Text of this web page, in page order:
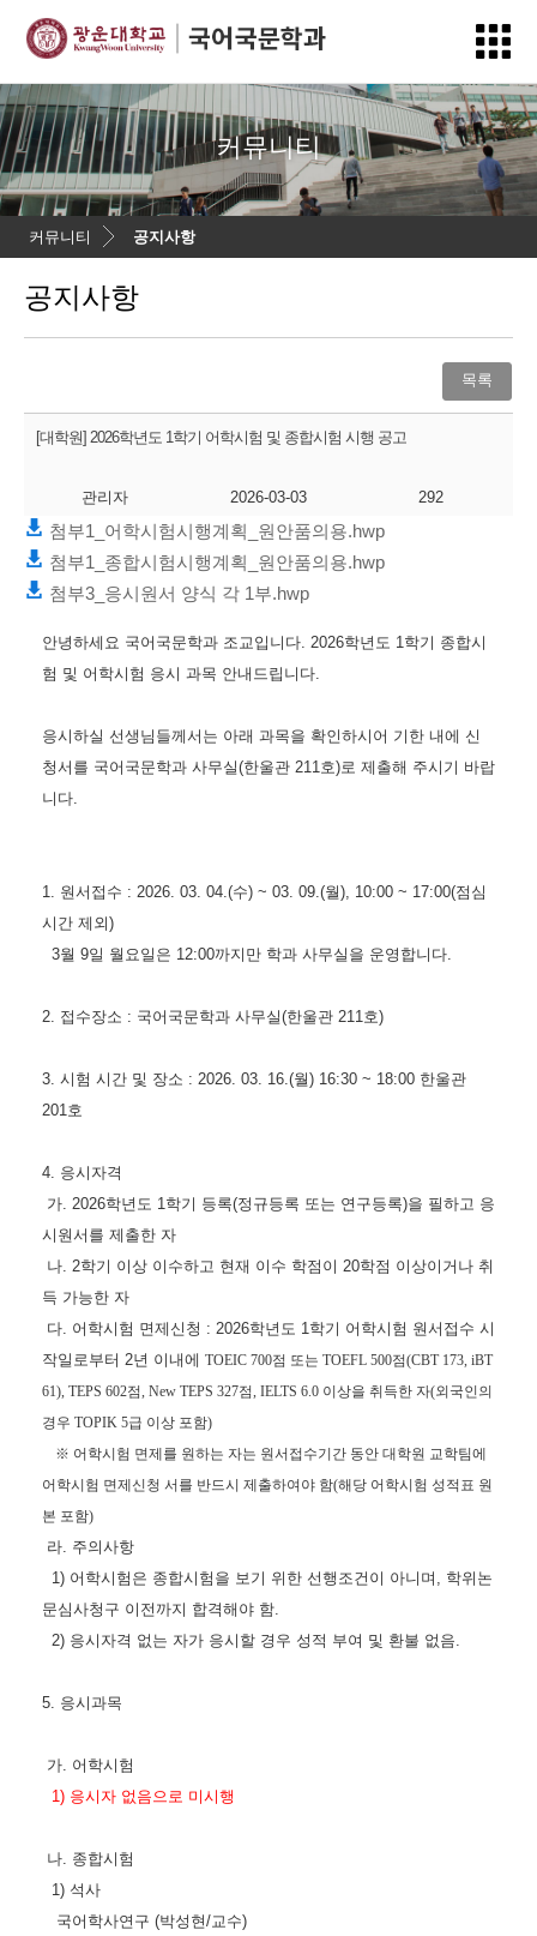
커뮤니티
커뮤니티 공지사항
공지사항
목록
[대학원] 2026학년도 1학기 어학시험 및 종합시험 시행 공고
관리자 2026-03-03 292
첨부1_어학시험시행계획_원안품의용.hwp
첨부1_종합시험시행계획_원안품의용.hwp
첨부3_응시원서 양식 각 1부.hwp
안녕하세요 국어국문학과 조교입니다. 2026학년도 1학기 종합시
험 및 어학시험 응시 과목 안내드립니다.
응시하실 선생님들께서는 아래 과목을 확인하시어 기한 내에 신
청서를 국어국문학과 사무실(한울관 211호)로 제출해 주시기 바랍
니다.
1. 원서접수 : 2026. 03. 04.(수) ~ 03. 09.(월), 10:00 ~ 17:00(점심
시간 제외)
3월 9일 월요일은 12:00까지만 학과 사무실을 운영합니다.
2. 접수장소 : 국어국문학과 사무실(한울관 211호)
3. 시험 시간 및 장소 : 2026. 03. 16.(월) 16:30 ~ 18:00 한울관
201호
4. 응시자격
가. 2026학년도 1학기 등록(정규등록 또는 연구등록)을 필하고 응
시원서를 제출한 자
나. 2학기 이상 이수하고 현재 이수 학점이 20학점 이상이거나 취
득 가능한 자
다. 어학시험 면제신청 : 2026학년도 1학기 어학시험 원서접수 시
작일로부터 2년 이내에 TOEIC 700점 또는 TOEFL 500점(CBT 173, iBT
61), TEPS 602점, New TEPS 327점, IELTS 6.0 이상을 취득한 자(외국인의
경우 TOPIK 5급 이상 포함)
※ 어학시험 면제를 원하는 자는 원서접수기간 동안 대학원 교학팀에
어학시험 면제신청 서를 반드시 제출하여야 함(해당 어학시험 성적표 원
본 포함)
라. 주의사항
1) 어학시험은 종합시험을 보기 위한 선행조건이 아니며, 학위논
문심사청구 이전까지 합격해야 함.
2) 응시자격 없는 자가 응시할 경우 성적 부여 및 환불 없음.
5. 응시과목
가. 어학시험
1) 응시자 없음으로 미시행
나. 종합시험
1) 석사
국어학사연구 (박성현/교수)